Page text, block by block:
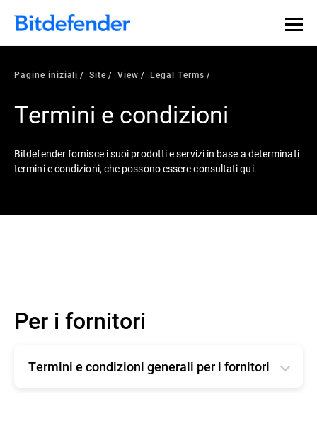
Pagine iniziali Site View Legal Terms
Termini e condizioni
Bitdefender fornisce i suoi prodotti e servizi in base a determinati
termini e condizioni, che possono essere consultati qui.
Per i fornitori
Termini e condizioni generali per i fornitori